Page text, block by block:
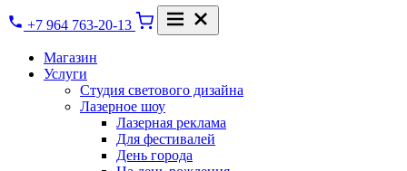
+7 964 763-20-13
Магазин
Услуги
Студия светового дизайна
Лазерное шоу
Лазерная реклама
Для фестивалей
День города